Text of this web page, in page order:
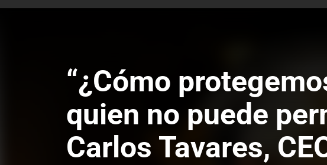
“¿Cómo
quien no puede
Carlos Tavares,